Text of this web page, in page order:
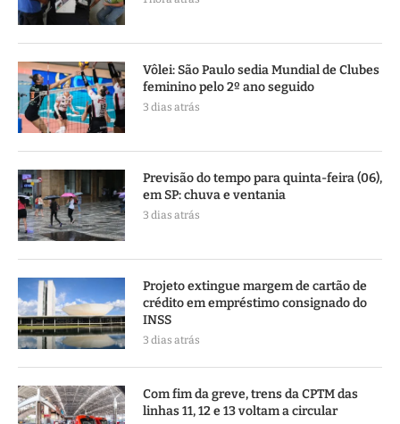
Vôlei: São Paulo sedia Mundial de Clubes
feminino pelo 2º ano seguido
3 dias atrás
Previsão do tempo para quinta-feira (06),
em SP: chuva e ventania
3 dias atrás
Projeto extingue margem de cartão de
crédito em empréstimo consignado do
INSS
3 dias atrás
Com fim da greve, trens da CPTM das
linhas 11, 12 e 13 voltam a circular